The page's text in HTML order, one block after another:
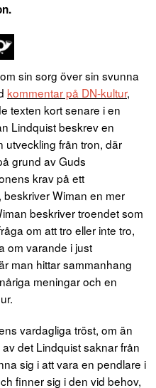
sin sorg över sin svunna
kommentar på DN-kultur,
texten kort senare i en
Lindquist beskrev en
utveckling från tron, där
grund av Guds
krav på ett
Wiman en mer
beskriver troendet som
om att tro eller inte tro,
om varande i just
man hittar sammanhang
meningar och en
vardagliga tröst, om än
det Lindquist saknar från
sig i att vara en pendlare i
finner sig i den vid behov,